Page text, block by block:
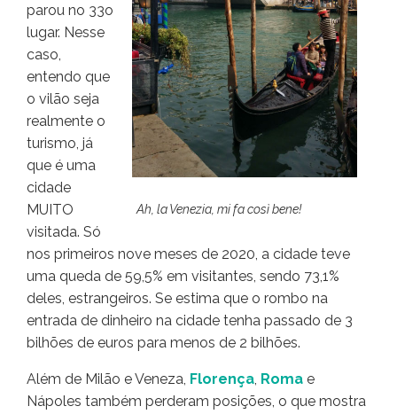
Ah, la Venezia, mi fa così bene!
parou no 33o
lugar. Nesse
caso,
entendo que
o vilão seja
realmente o
turismo, já
que é uma
cidade
MUITO
visitada. Só
nos primeiros nove meses de 2020, a cidade teve
uma queda de 59,5% em visitantes, sendo 73,1%
deles, estrangeiros. Se estima que o rombo na
entrada de dinheiro na cidade tenha passado de 3
bilhões de euros para menos de 2 bilhões.
Além de Milão e Veneza, Florença, Roma e
Nápoles também perderam posições, o que mostra